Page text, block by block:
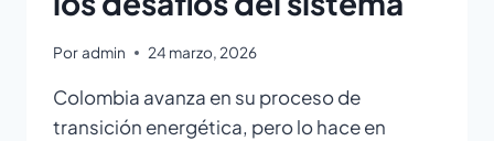
Poradmin 24 marzo, 2026
Colombia avanza en su proceso de
transición energética, pero lo hace en